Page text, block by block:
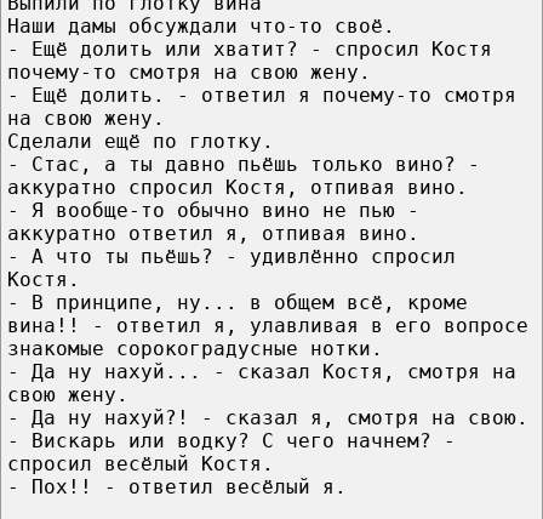
Наши дамы обсуждали что-то своё.
- Ещё долить или хватит? - спросил Костя
почему-то смотря на свою жену.
- Ещё долить. - ответил я почему-то смотря
на свою жену.
Сделали ещё по глотку.
- Стас, а ты давно пьёшь только вино? -
аккуратно спросил Костя, отпивая вино.
- Я вообще-то обычно вино не пью -
аккуратно ответил я, отпивая вино.
- А что ты пьёшь? - удивлённо спросил
Костя.
- В принципе, ну... в общем всё, кроме
вина!! - ответил я, улавливая в его вопросе
знакомые сорокоградусные нотки.
- Да ну нахуй... - сказал Костя, смотря на
свою жену.
- Да ну нахуй?! - сказал я, смотря на свою.
- Вискарь или водку? С чего начнем? -
спросил весёлый Костя.
- Пох!! - ответил весёлый я.